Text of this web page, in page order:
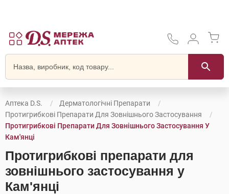
Аптека D.S.
Дерматологічні Препарати
Протигрибкові Препарати Для Зовнішнього Застосування
Протигрибкові Препарати Для Зовнішнього Застосування У
Кам'янці
Протигрибкові препарати для
зовнішнього застосування у
Кам'янці